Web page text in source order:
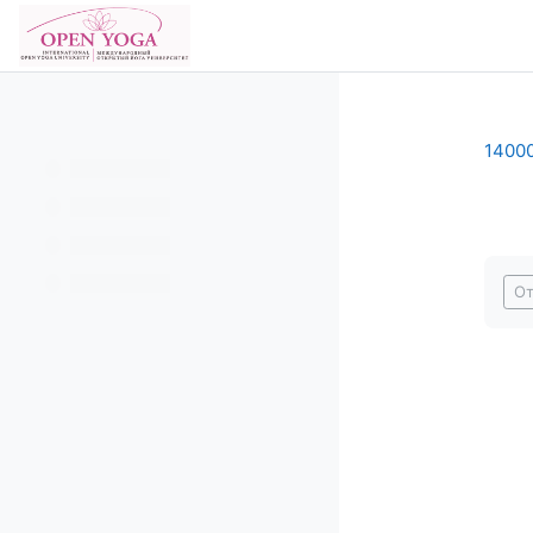
Перейти к основному содержанию